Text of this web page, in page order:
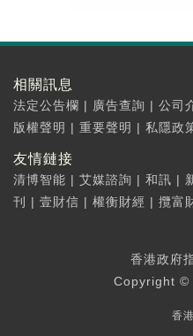
相關訊息
法定公告欄 | 廣告查詢 | 公司
版權聲明 | 重要聲明 | 私隱政
友情鏈接
清博智能 | 艾媒諮詢 | 和訊 |
刊
| 壹財信 | 權衡財經 | 攬富
香港政府
Copyright ©
香